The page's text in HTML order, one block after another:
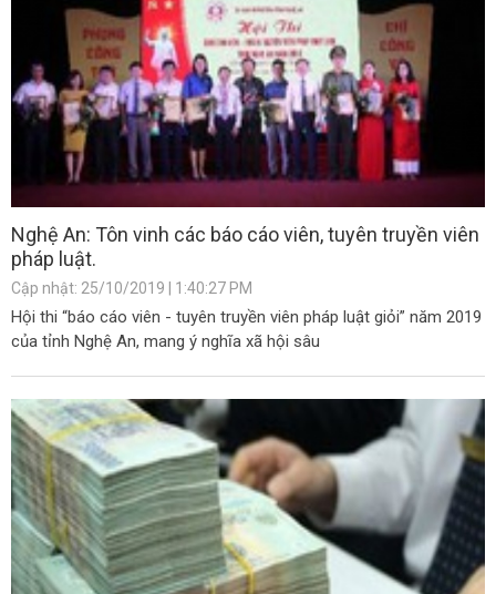
Nghệ An: Tôn vinh các báo cáo viên, tuyên truyền viên
pháp luật.
Cập nhật: 25/10/2019 | 1:40:27 PM
Hội thi “báo cáo viên - tuyên truyền viên pháp luật giỏi” năm 2019
của tỉnh Nghệ An, mang ý nghĩa xã hội sâu